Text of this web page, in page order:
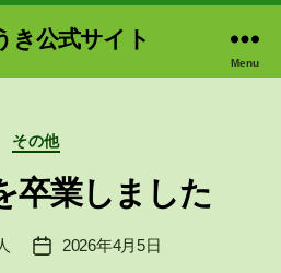
き公式サイト
Menu
Categories
その他
卒業しました
Post2026年4月5日